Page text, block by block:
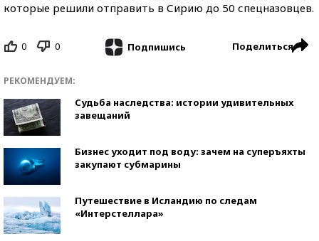
которые решили отправить в Сирию до 50 спецназовцев.
0 0 Подпишись Поделиться
РЕКОМЕНДУЕМ:
Судьба наследства: истории удивительных
завещаний
Бизнес уходит под воду: зачем на суперъяхты
закупают субмарины
Путешествие в Исландию по следам
«Интерстеллара»